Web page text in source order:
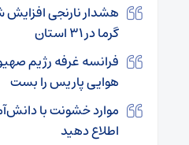
هشدار نارنجی
گرما در ۳۱ استان
فرانسه غرفه رژیم
هوایی پاریس را بست
موارد خشونت با
اطلاع دهید